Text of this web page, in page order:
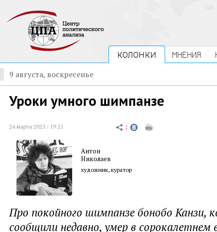
КОЛОНКИ МНЕНИЯ
9 августа, воскресенье
Уроки умного шимпанзе
24 марта 2025 / 19:21
Антон
Николаев
художник, куратор
Про покойного шимпанзе бонобо Канзи,
сообщили недавно, умер в сорокалетнем